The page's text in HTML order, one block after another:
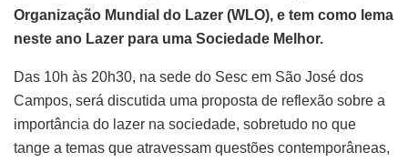
Organização Mundial do Lazer (WLO), e tem como lema
neste ano Lazer para uma Sociedade Melhor.
Das 10h às 20h30, na sede do Sesc em São José dos
Campos, será discutida uma proposta de reflexão sobre a
importância do lazer na sociedade, sobretudo no que
tange a temas que atravessam questões contemporâneas,